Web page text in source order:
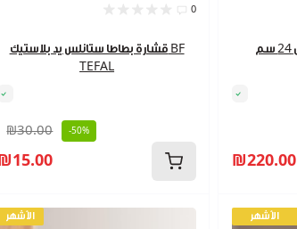
0
قشارة بطاطا ستانلس يد بلاستيك BF
TEFAL
₪30.00 -50%
₪15.00
كسرولة ستانلس 24 سم,tefal
₪220.00
الأشهر الأشهر